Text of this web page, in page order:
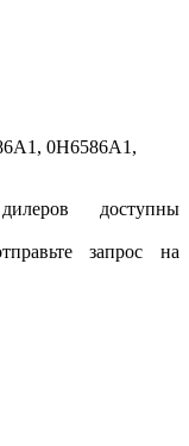
0H6586A1,
доступны
запрос на